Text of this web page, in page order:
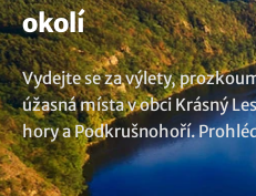
okolí
Vydejte se za výlety,
úžasná místa v obci Krásný
hory a Podkrušnohoří.
výlet v okolí a zjistíte kudy z
co navštívit a zažijte prima